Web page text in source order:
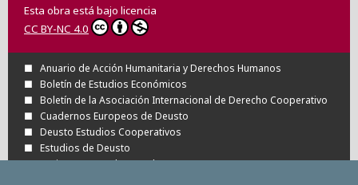
Esta obra está bajo licencia
CC BY-NC 4.0
Anuario de Acción Humanitaria y Derechos Humanos
Boletín de Estudios Económicos
Boletín de la Asociación Internacional de Derecho Cooperativo
Cuadernos Europeos de Deusto
Deusto Estudios Cooperativos
Estudios de Deusto
Revista Deusto de Derechos Humanos